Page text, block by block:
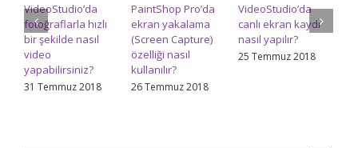
için
VideoStudio’da
fotoğraflarla hızlı
bir şekilde nasıl
video
yapabilirsiniz?
31 Temmuz 2018
PaintShop Pro’da
ekran yakalama
(Screen Capture)
özelliği nasıl
kullanılır?
26 Temmuz 2018
VideoStudio’da
canlı ekran kaydı
nasıl yapılır?
25 Temmuz 2018